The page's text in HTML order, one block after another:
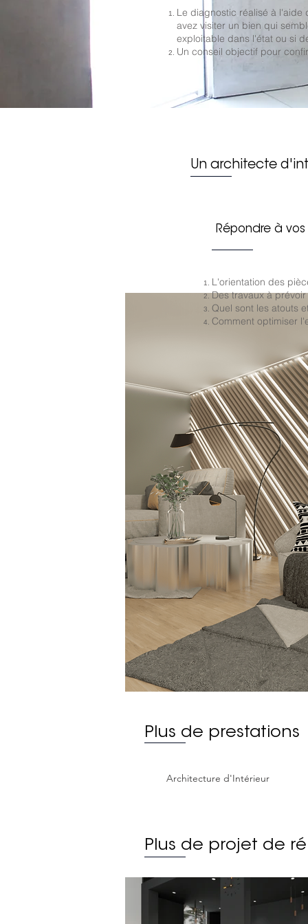
Le diagnostic réalisé à l'aide
avez visiter un bien qui
exploitable dans l'état ou si
Un conseil objectif pour
Un architecte
Répondre à
L'orientation des
Des travaux à
Quel sont les atouts
Comment optimiser
Plus de prestations
Architecture d'Intérieur
Plus de projet de